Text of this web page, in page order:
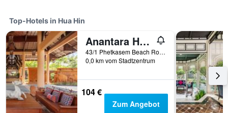
Top-Hotels in Hua Hin
Anantara Hua Hin Resort
43/1 Phetkasem Beach Road, Hua Hin, Thailand
0,0 km vom Stadtzentrum
104 €
Zum Angebot